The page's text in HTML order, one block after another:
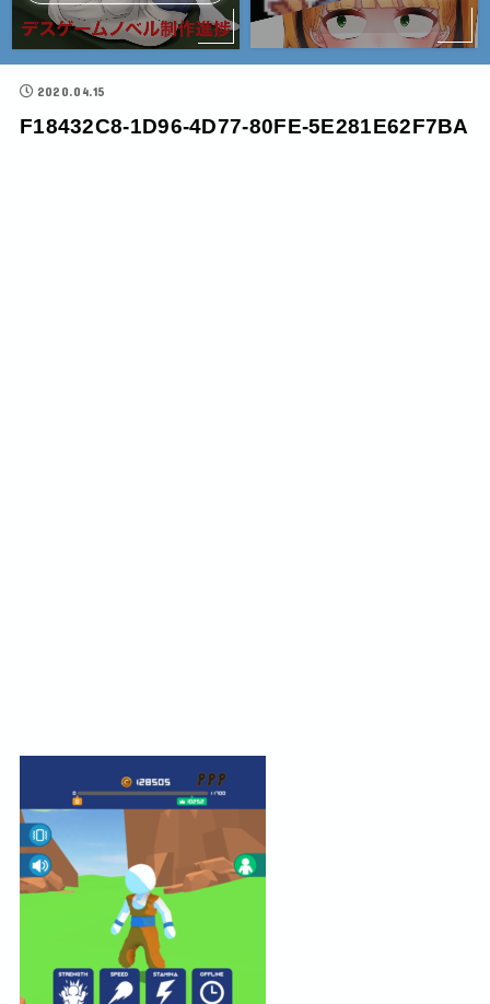
2020.04.15
F18432C8-1D96-4D77-80FE-5E281E62F7BA